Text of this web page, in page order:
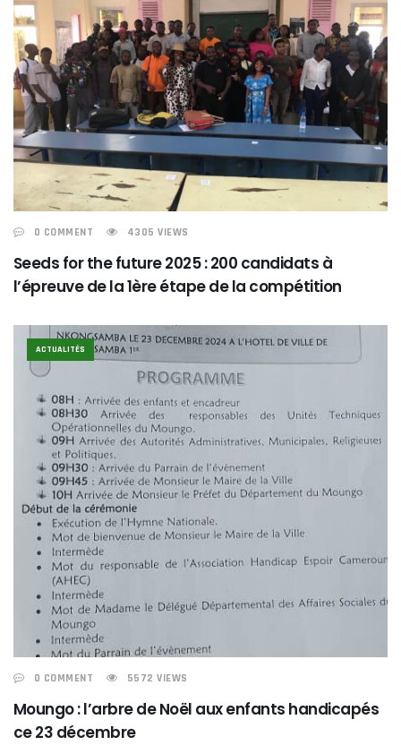
0 COMMENT 4305 VIEWS
Seeds for the future 2025 : 200 candidats à
l’épreuve de la 1ère étape de la compétition
ACTUALITÉS
0 COMMENT 5572 VIEWS
Moungo : l’arbre de Noël aux enfants handicapés
ce 23 décembre